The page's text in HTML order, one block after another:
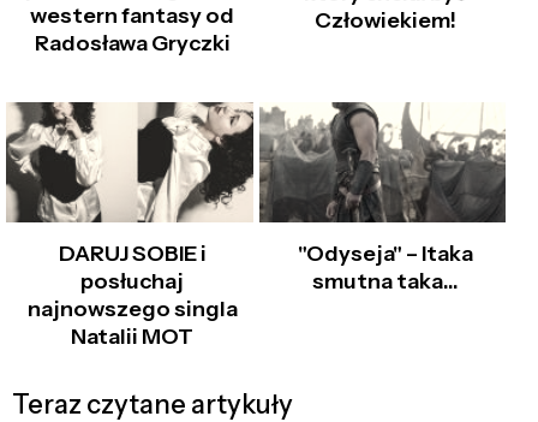
western fantasy od
Radosława Gryczki
Człowiekiem!
DARUJ SOBIE i
posłuchaj
najnowszego singla
Natalii MOT
"Odyseja" – Itaka
smutna taka…
Teraz czytane artykuły